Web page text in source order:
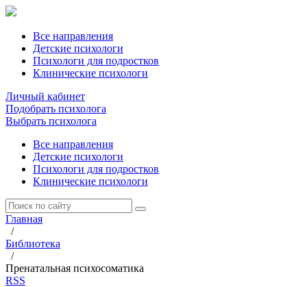
Все направления
Детские психологи
Психологи для подростков
Клинические психологи
Личный кабинет
Подобрать психолога
Выбрать психолога
Все направления
Детские психологи
Психологи для подростков
Клинические психологи
Главная
/
Библиотека
/
Пренатальная психосоматика
RSS